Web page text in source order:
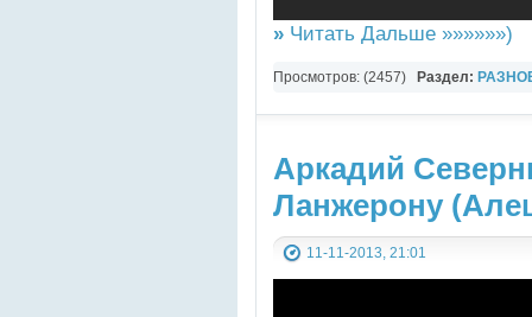
» Читать Дальше »»»»»»)
Просмотров: (2457) Раздел:
Аркадий
Ланжерону
11-11-2013, 21:01